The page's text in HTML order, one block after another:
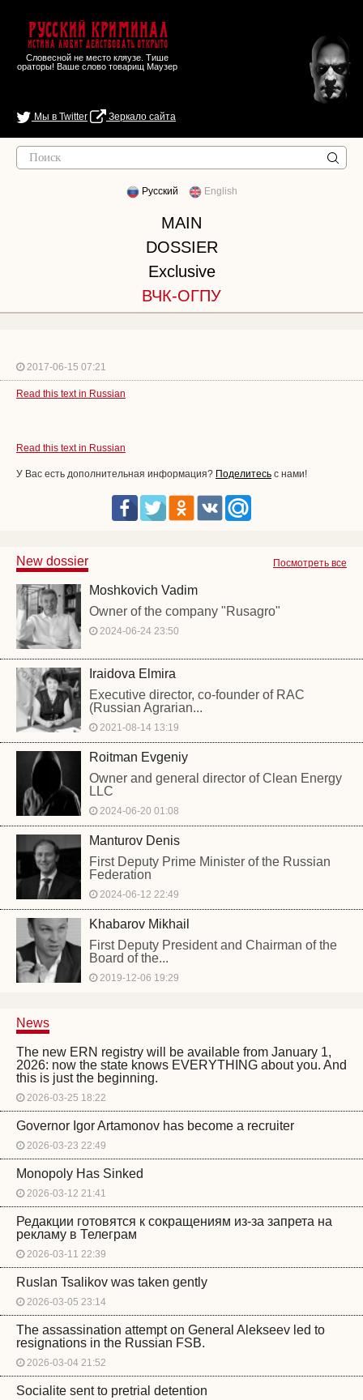
Русский Криминал
Истина любит действовать открыто
Словесной не место кляузе. Тише
ораторы! Ваше слово товарищ Маузер
Мы в Twitter Зеркало сайта
Русский English
MAIN
DOSSIER
Exclusive
ВЧК-ОГПУ
2017-06-15 07:21
Read this text in Russian
Read this text in Russian
У Вас есть дополнительная информация? Поделитесь с нами!
Посмотреть все
New dossier
Moshkovich Vadim
Owner of the company "Rusagro"
2024-06-24 23:50
Iraidova Elmira
Executive director, co-founder of RAC
(Russian Agrarian...
2021-08-14 13:19
Roitman Evgeniy
Owner and general director of Clean Energy
LLC
2024-06-20 01:08
Manturov Denis
First Deputy Prime Minister of the Russian
Federation
2024-06-12 22:49
Khabarov Mikhail
First Deputy President and Chairman of the
Board of the...
2019-12-06 19:29
News
The new ERN registry will be available from January 1,
2026: now the state knows EVERYTHING about you. And
this is just the beginning.
2026-03-25 18:22
Governor Igor Artamonov has become a recruiter
2026-03-23 22:49
Monopoly Has Sinked
2026-03-12 21:41
Редакции готовятся к сокращениям из-за запрета на
рекламу в Телеграм
2026-03-11 22:39
Ruslan Tsalikov was taken gently
2026-03-05 23:14
The assassination attempt on General Alekseev led to
resignations in the Russian FSB.
2026-03-04 21:52
Socialite sent to pretrial detention